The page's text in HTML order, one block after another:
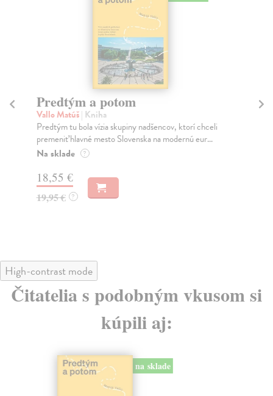
Predtým a potom
Vallo Matúš| Kniha
Predtým tu bola vízia skupiny nadšencov, ktorí chceli
premeniť hlavné mesto Slovenska na modernú eur...
Na sklade ?
18,55 €
19,95 € ?
High-contrast mode
Čitatelia s podobným vkusom si
kúpili aj: